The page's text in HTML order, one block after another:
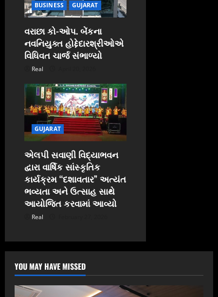
BUSINESS GUJARAT
વરાછા કો-ઓપ. બેંકના
નવનિયુક્ત હોદ્દેદારશ્રીઓએ
વિધિવત ચાર્જ સંભાળ્યો
Real
GUJARAT
એલપી સવાણી વિદ્યાભવન
દ્વારા વાર્ષિક સાંસ્કૃતિક
કાર્યક્રમ “દશાવતાર” અત્યંત
ભવ્યતા અને ઉત્સાહ સાથે
આયોજિત કરવામાં આવ્યો
Real
YOU MAY HAVE MISSED